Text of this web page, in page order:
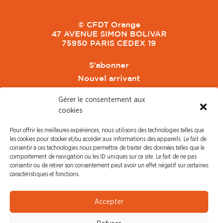
Gérer le consentement aux
cookies
Pour offrir les meilleures expériences, nous utilisons des technologies telles que
les cookies pour stocker et/ou accéder aux informations des appareils. Le fait de
consentir à ces technologies nous permettra de traiter des données telles que le
comportement de navigation ou les ID uniques sur ce site. Le fait de ne pas
consentir ou de retirer son consentement peut avoir un effet négatif sur certaines
caractéristiques et fonctions.
Accepter
© CFDT Orange
47 AVENUE SIMON BOLIVAR
75950 PARIS CEDEX 19
S'abonner
Nouvel arrivant
CFDT Cadres
CFDT Retraités
L'UFFA
PRESSE
Communiqué de Presse